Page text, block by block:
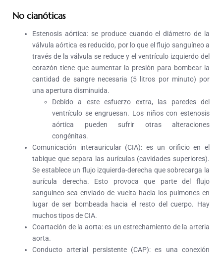
No cianóticas
Estenosis aórtica: se produce cuando el diámetro de la
válvula aórtica es reducido, por lo que el flujo sanguíneo a
través de la válvula se reduce y el ventrículo izquierdo del
corazón tiene que aumentar la presión para bombear la
cantidad de sangre necesaria (5 litros por minuto) por
una apertura disminuida.
Debido a este esfuerzo extra, las paredes del
ventrículo se engruesan. Los niños con estenosis
aórtica pueden sufrir otras alteraciones
congénitas.
Comunicación interauricular (CIA):es un orificio en el
tabique que separa las aurículas (cavidades superiores).
Se establece un flujo izquierda-derecha que sobrecarga la
aurícula derecha. Esto provoca que parte del flujo
sanguíneo sea enviado de vuelta hacia los pulmones en
lugar de ser bombeada hacia el resto del cuerpo. Hay
muchos tipos de CIA.
Coartación de la aorta:es un estrechamiento de laarteria
aorta.
Conducto arterial persistente (CAP): es una conexión